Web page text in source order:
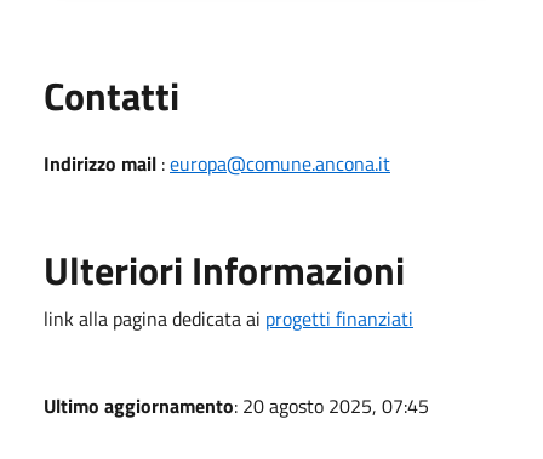
Contatti
Indirizzo mail :europa@comune.ancona.it
Ulteriori Informazioni
link alla pagina dedicata ai progetti finanziati
Ultimo aggiornamento: 20 agosto 2025, 07:45